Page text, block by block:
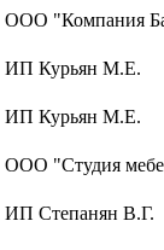
ООО "Компания
ИП Курьян М.Е.
ИП Курьян М.Е.
ООО "Студия
ИП Степанян В.Г.